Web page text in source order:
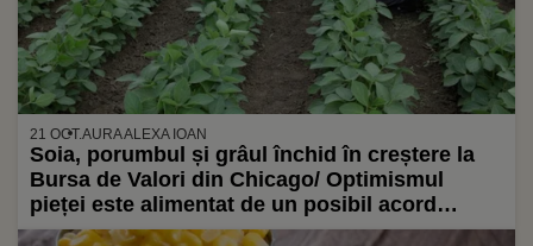
21 OCT.AURA ALEXA IOAN
Soia, porumbul și grâul închid în creștere la
Bursa de Valori din Chicago/ Optimismul
pieței este alimentat de un posibil acord
comercial între SUA și China